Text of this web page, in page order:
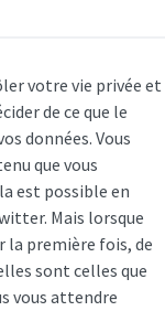
votre vie privée et
de ce que le
données. Vous
que vous
est possible en
Mais lorsque
la première fois, de
sont celles que
vous attendre